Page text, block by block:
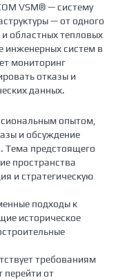
VSM® — систему
— от одного
областных тепловых
инженерных систем в
мониторинг
отказы и
данных.
опытом,
и обсуждение
Тема предстоящего
пространства
и стратегическую
подходы к
историческое
требованиям
перейти от